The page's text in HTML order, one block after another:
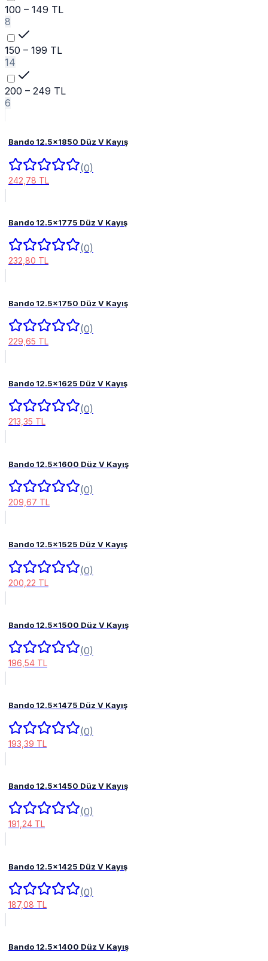
100 – 149 TL
8
150 – 199 TL
14
200 – 249 TL
6
Bando 12.5x1850 Düz V Kayış
(0)
242,78 TL
Bando 12.5x1775 Düz V Kayış
(0)
232,80 TL
Bando 12.5x1750 Düz V Kayış
(0)
229,65 TL
Bando 12.5x1625 Düz V Kayış
(0)
213,35 TL
Bando 12.5x1600 Düz V Kayış
(0)
209,67 TL
Bando 12.5x1525 Düz V Kayış
(0)
200,22 TL
Bando 12.5x1500 Düz V Kayış
(0)
196,54 TL
Bando 12.5x1475 Düz V Kayış
(0)
193,39 TL
Bando 12.5x1450 Düz V Kayış
(0)
191,24 TL
Bando 12.5x1425 Düz V Kayış
(0)
187,08 TL
Bando 12.5x1400 Düz V Kayış